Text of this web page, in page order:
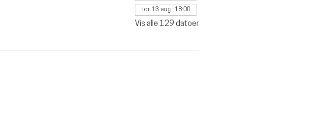
tor. 13. aug., 18:00
Vis alle 129 datoer